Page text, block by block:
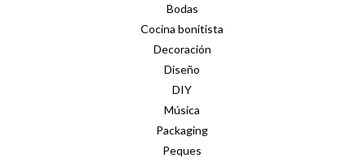
Bodas
Cocina bonitista
Decoración
Diseño
DIY
Música
Packaging
Peques